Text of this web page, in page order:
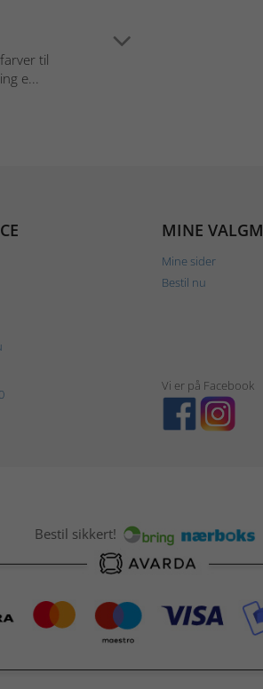
til
e...
MINE
Mine sider
Bestil nu
Vi er på Facebook
Bestil sikkert!